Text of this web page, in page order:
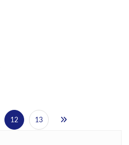
12 13